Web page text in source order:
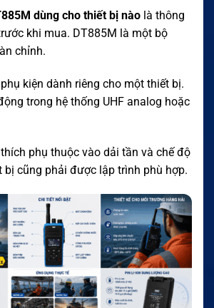
dùng cho thiết bị nào là thông
khi mua. DT885M là một bộ
chỉnh.
kiện dành riêng cho một thiết bị.
trong hệ thống UHF analog hoặc
phụ thuộc vào dải tần và chế độ
bị cũng phải được lập trình phù hợp.